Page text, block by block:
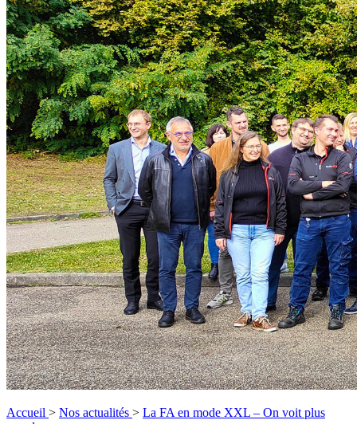
Accueil > Nos actualités > La FA en mode XXL – On voit plus